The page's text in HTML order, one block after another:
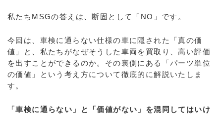
私たちMSGの答えは、断固として「NO」です。
今回は、車検に通らない仕様の車に隠された「真の価
値」と、私たちがなぜそうした車両を買取り、高い評価
を出すことができるのか。その裏側にある「パーツ単位
の価値」という考え方について徹底的に解説いたしま
す。
「車検に通らない」と「価値がない」を混同してはいけ